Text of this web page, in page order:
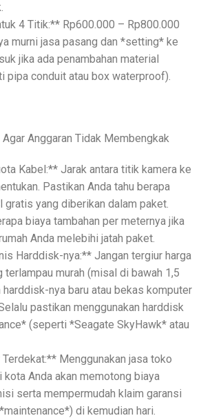
4 Titik:** Rp600.000 – Rp800.000
murni jasa pasang dan *setting* ke
jika ada penambahan material
pipa conduit atau box waterproof).
Anggaran Tidak Membengkak
Kabel:** Jarak antara titik kamera ke
Pastikan Anda tahu berapa
gratis yang diberikan dalam paket.
biaya tambahan per meternya jika
Anda melebihi jatah paket.
Harddisk-nya:** Jangan tergiur harga
murah (misal di bawah 1,5
harddisk-nya baru atau bekas komputer
pastikan menggunakan harddisk
(seperti *Seagate SkyHawk* atau
Menggunakan jasa toko
kota Anda akan memotong biaya
serta mempermudah klaim garansi
di kemudian hari.